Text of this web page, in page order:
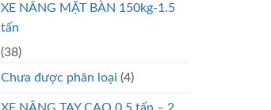
XE NÂNG MẶT BÀN 150kg-1.5
tấn
(38)
Chưa được phân loại (4)